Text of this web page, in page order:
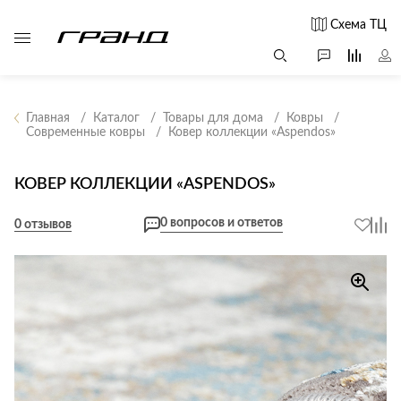
Схема ТЦ
столы
Обеденные
столы
Письменные
столы
Кресла и мешки
Пуфы и
Аксессуары для
сада
лампы
светильники
Светильники
Светодиодные
ленты
Споты
Главная Каталог Товары для дома
Ковры
Современные ковры
Ковер коллекции «Aspendos»
КОВЕР КОЛЛЕКЦИИ «ASPENDOS»
0 отзывов 0 вопросов и ответов